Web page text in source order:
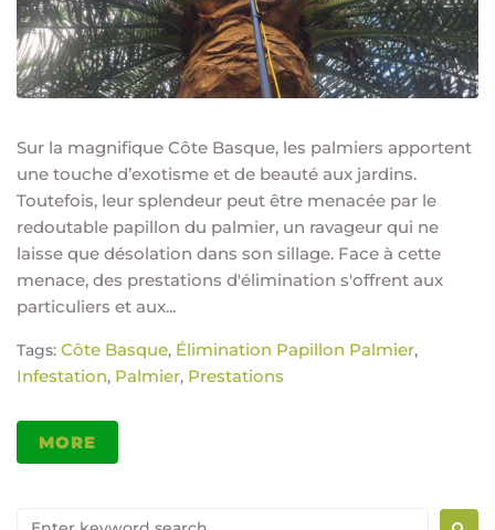
Sur la magnifique Côte Basque, les palmiers apportent
une touche d’exotisme et de beauté aux jardins.
Toutefois, leur splendeur peut être menacée par le
redoutable papillon du palmier, un ravageur qui ne
laisse que désolation dans son sillage. Face à cette
menace, des prestations d'élimination s'offrent aux
particuliers et aux...
Tags: Côte Basque, Élimination Papillon Palmier,
Infestation, Palmier, Prestations
MORE